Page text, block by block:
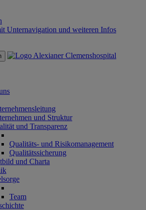
Unternavigation und weiteren Infos
und Struktur
und Transparenz
Qualitäts- und Risikomanagement
Qualitätssicherung
und Charta
Team